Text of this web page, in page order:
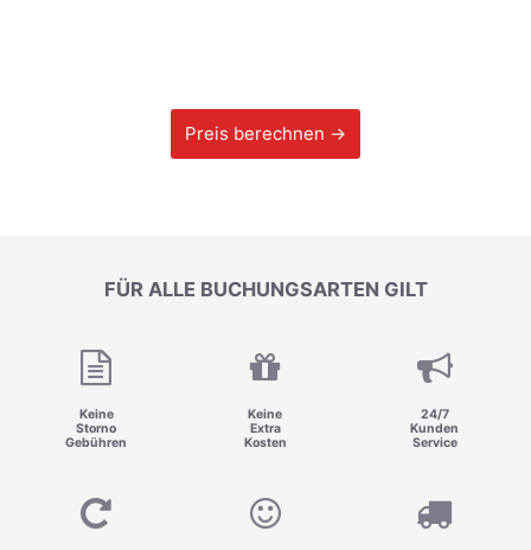
Preis berechnen →
FÜR ALLE BUCHUNGSARTEN GILT
Keine
Storno
Gebühren
Keine
Extra
Kosten
24/7
Kunden
Service